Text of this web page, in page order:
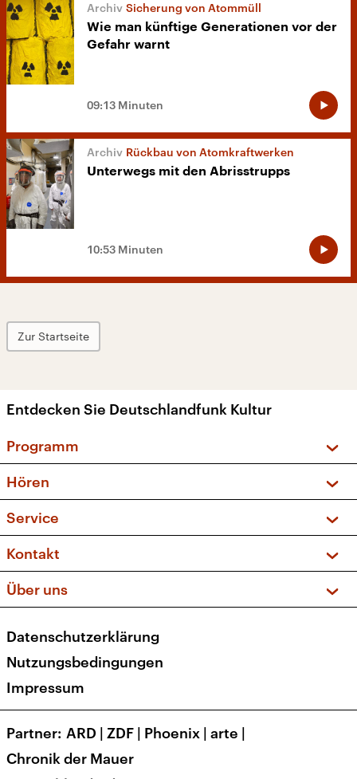
Sicherung von Atommüll
Wie man künftige Generationen vor der
Gefahr warnt
09:13 Minuten
Rückbau von Atomkraftwerken
Unterwegs mit den Abrisstrupps
10:53 Minuten
Zur Startseite
Entdecken Sie Deutschlandfunk Kultur
Programm
Sendungen und Podcasts
Musikliste
Kakadu – Das Kinderprogramm
Hören
Frequenzen (UKW + DAB+)
Service
FAQ
Apps
Newsletter
Veranstaltungen
Kontakt
Social Media
Über uns
Presse
Karriere
Transparenz
Datenschutzerklärung
Nutzungsbedingungen
Impressum
Partner ARD | ZDF | Phoenix | arte |
Chronik der Mauer